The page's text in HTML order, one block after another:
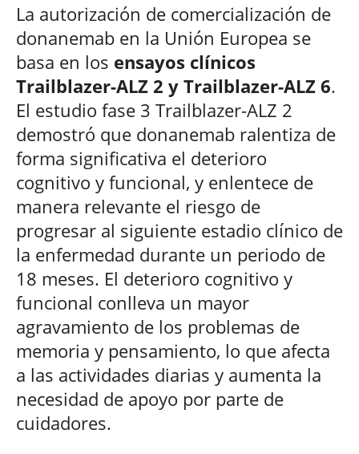
La autorización de comercialización de
donanemab en la Unión Europea se
basa en los ensayos clínicos
Trailblazer-ALZ 2 y Trailblazer-ALZ 6.
El estudio fase 3 Trailblazer-ALZ 2
demostró que donanemab ralentiza de
forma significativa el deterioro
cognitivo y funcional, y enlentece de
manera relevante el riesgo de
progresar al siguiente estadio clínico de
la enfermedad durante un periodo de
18 meses. El deterioro cognitivo y
funcional conlleva un mayor
agravamiento de los problemas de
memoria y pensamiento, lo que afecta
a las actividades diarias y aumenta la
necesidad de apoyo por parte de
cuidadores.